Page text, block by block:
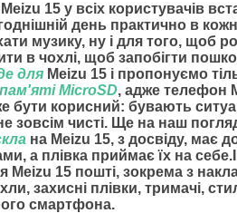
15 у всіх користувачів
день практично в
музику, ну і для того,
в чохлі, щоб запобігти
для Meizu 15 і пропонуємо
MicroSD, адже телефон
бути корисний: бувають
зовсім чисті. Ще на наш
на Meizu 15, з досвіду, має
а плівка приймає їх на
Meizu 15 пошті, зокрема з
захисні плівки, тримачі,
смартфона.